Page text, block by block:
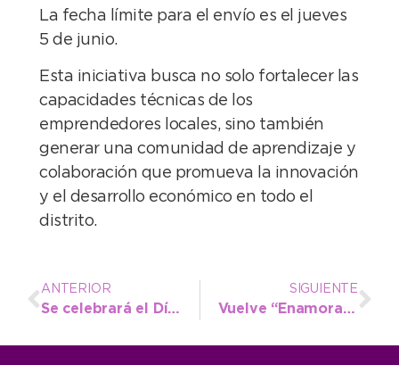
La fecha límite para el envío es el jueves
5 de junio.
Esta iniciativa busca no solo fortalecer las
capacidades técnicas de los
emprendedores locales, sino también
generar una comunidad de aprendizaje y
colaboración que promueva la innovación
y el desarrollo económico en todo el
distrito.
ANTERIOR
Se celebrará el Día de los Jardines y de las Maestras Jardineras junto a los establecimientos del municipio
SIGUIENTE
Vuelve “Enamorate de Neco” en invierno con descuentos para disfrutar